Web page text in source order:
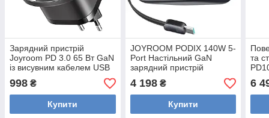
Зарядний пристрій
Joyroom PD 3.0 65 Вт GaN
із висувним кабелем USB
C
998 ₴
Купити
JOYROOM PODIX 140W 5-
Port Настільний GaN
зарядний пристрій
4 198₴
Купити
та
6